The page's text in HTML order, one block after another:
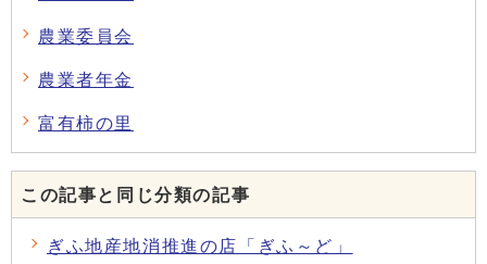
農業委員会
農業者年金
富有柿の里
この記事と同じ分類の記事
ぎふ地産地消推進の店「ぎふ～ど」